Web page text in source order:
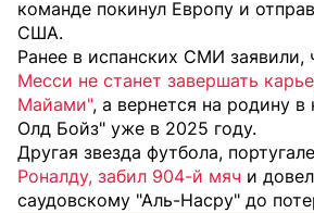
команде покинул Европу и
США.
Ранее в испанских СМИ заявили,
Месси не станет завершать
Майами", а вернется на родину в
Олд Бойз" уже в 2025 году.
Другая звезда футбола,
Роналду, забил 904-й мяч и
саудовскому "Аль-Насру" до